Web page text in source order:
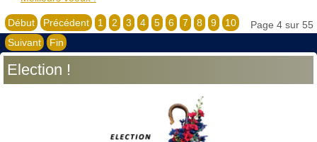
Page 4 sur 55
Début Précédent 1 2 3 4 5 6 7 8 9
10
Suivant
Fin
Election !